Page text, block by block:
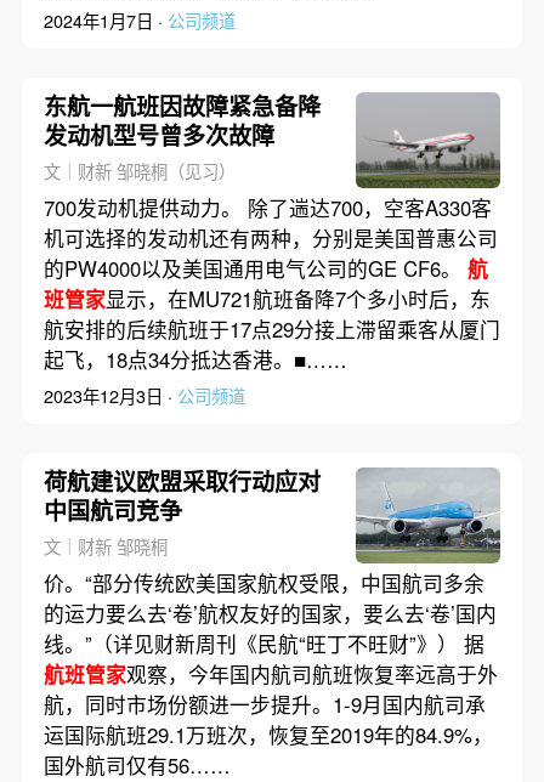
2024年1月7日 · 公司频道
东航一航班因故障紧急备降
发动机型号曾多次故障
文｜财新 邹晓桐（见习）
700发动机提供动力。 除了遄达700，空客A330客
机可选择的发动机还有两种，分别是美国普惠公司
的PW4000以及美国通用电气公司的GE CF6。 航
班管家显示，在MU721航班备降7个多小时后，东
航安排的后续航班于17点29分接上滞留乘客从厦门
起飞，18点34分抵达香港。■……
2023年12月3日 · 公司频道
荷航建议欧盟采取行动应对
中国航司竞争
文｜财新 邹晓桐
价。“部分传统欧美国家航权受限，中国航司多余
的运力要么去‘卷’航权友好的国家，要么去‘卷’国内
线。”（详见财新周刊《民航“旺丁不旺财”》） 据
航班管家观察，今年国内航司航班恢复率远高于外
航，同时市场份额进一步提升。1-9月国内航司承
运国际航班29.1万班次，恢复至2019年的84.9%，
国外航司仅有56……